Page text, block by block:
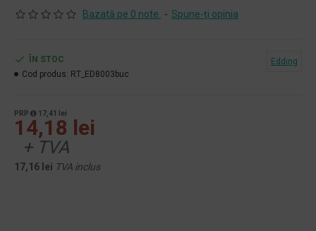
Bazată pe 0 note. - Spune-ţi opinia
PRP 17,41 lei
14,18 lei
+ TVA
17,16 lei TVA inclus
ÎN STOC
Cod produs: RT_ED8003buc
Edding